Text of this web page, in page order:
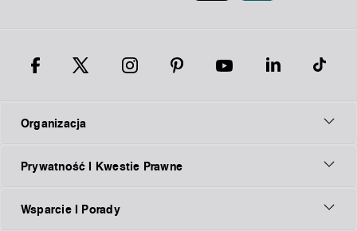
Organizacja
Prywatność I Kwestie Prawne
Wsparcie I Porady